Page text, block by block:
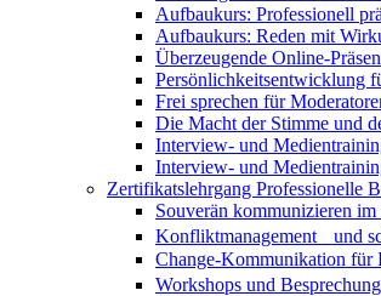
Aufbaukurs: Professionell
Aufbaukurs: Reden mit
Überzeugende Online-
Persönlichkeitsentwicklung
Frei sprechen für
Die Macht der Stimme und
Interview- und
Interview- und
Zertifikatslehrgang Professionelle
Souverän kommunizieren im
Konfliktmanagement und
Change-Kommunikation für
Workshops und